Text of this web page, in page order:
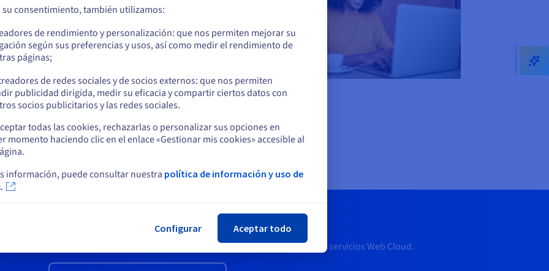
puedes unirte a nosotros a través de nuestras redes
Discord.
tu proyecto digital? Descubre nuestro directorio de
pueden ayudarte y asesorarte para impulsar el
necesidades.
¿Quieres ser partner de OVHcloud?
servicios gracias a nuestra experiencia tecnológica y la flexibilidad de nuestros servicios Web Cloud.
us.ovhcloud.com/
Inglés USD - $
Permanezca en el sitio web actual
otro sitio web
su consentimiento, también utilizamos:
de rendimiento y personalización: que nos permiten mejorar su
según sus preferencias y usos, así como medir el rendimiento de
páginas;
de redes sociales y de socios externos: que nos permiten
publicidad dirigida, medir su eficacia y compartir ciertos datos con
socios publicitarios y las redes sociales.
todas las cookies, rechazarlas o personalizar sus opciones en
momento haciendo clic en el enlace «Gestionar mis cookies» accesible al
información, puede consultar nuestra política de información y uso de
Configurar Aceptar todo